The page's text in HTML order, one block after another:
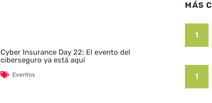
Cyber Insurance Day 22: El evento del
ciberseguro ya está aquí
Eventos
MÁS
1
1